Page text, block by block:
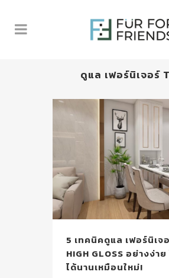
ดูแล เฟอร์นิเจอร์
5 เทคนิคดูแล เฟอร์นิเจ
HIGH GLOSS อย่างง่า
ได้นานเหมือนใหม่!